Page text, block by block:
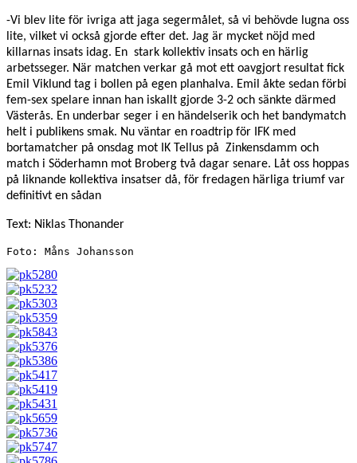
-Vi blev lite för ivriga att jaga segermålet, så vi behövde lugna oss
lite, vilket vi också gjorde efter det. Jag är mycket nöjd med
killarnas insats idag. En stark kollektiv insats och en härlig
arbetsseger. När matchen verkar gå mot ett oavgjort resultat fick
Emil Viklund tag i bollen på egen planhalva. Emil åkte sedan förbi
fem-sex spelare innan han iskallt gjorde 3-2 och sänkte därmed
Västerås. En underbar seger i en händelserik och het bandymatch
helt i publikens smak. Nu väntar en roadtrip för IFK med
bortamatcher på onsdag mot IK Tellus på Zinkensdamm och
match i Söderhamn mot Broberg två dagar senare. Låt oss hoppas
på liknande kollektiva insatser då, för fredagen härliga triumf var
definitivt en sådan
Text: Niklas Thonander
Foto: Måns Johansson